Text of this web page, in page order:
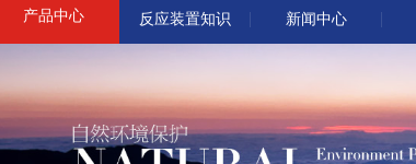
产品中心 反应装置知识 新闻中心